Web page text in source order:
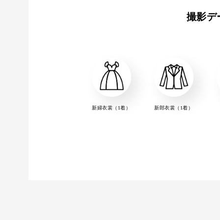
撮影デ
新婦衣裳（1着） 新郎衣裳（1着）